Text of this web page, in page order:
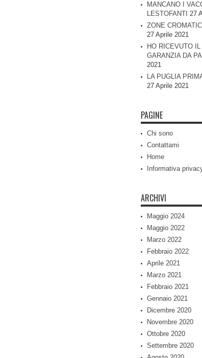
MANCANO I
LESTOFANTI 27
ZONE
27 Aprile 2021
HO RICEVUTO
GARANZIA DA
2021
LA PUGLIA
27 Aprile 2021
PAGINE
Chi sono
Contattami
Home
Informativa
ARCHIVI
Maggio 2024
Maggio 2022
Marzo 2022
Febbraio 2022
Aprile 2021
Marzo 2021
Febbraio 2021
Gennaio 2021
Dicembre 2020
Novembre 2020
Ottobre 2020
Settembre 2020